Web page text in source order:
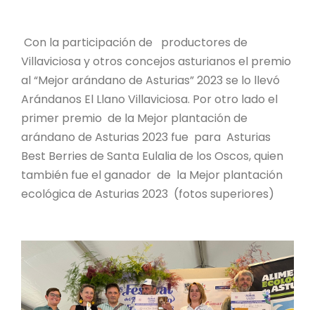
Con la participación de productores de
Villaviciosa y otros concejos asturianos el premio
al “Mejor arándano de Asturias” 2023 se lo llevó
Arándanos El Llano Villaviciosa. Por otro lado el
primer premio de la Mejor plantación de
arándano de Asturias 2023 fue para Asturias
Best Berries de Santa Eulalia de los Oscos, quien
también fue el ganador de la Mejor plantación
ecológica de Asturias 2023 (fotos superiores)